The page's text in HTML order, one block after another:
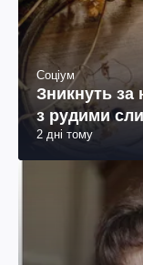
Соціум
Зникнуть за
з рудими
2 дні тому